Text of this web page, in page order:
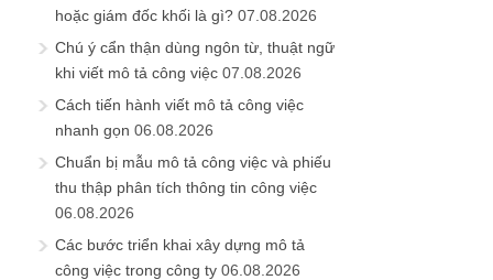
hoặc giám đốc khối là gì? 07.08.2026
Chú ý cẩn thận dùng ngôn từ, thuật ngữ
khi viết mô tả công việc 07.08.2026
Cách tiến hành viết mô tả công việc
nhanh gọn 06.08.2026
Chuẩn bị mẫu mô tả công việc và phiếu
thu thập phân tích thông tin công việc
06.08.2026
Các bước triển khai xây dựng mô tả
công việc trong công ty 06.08.2026